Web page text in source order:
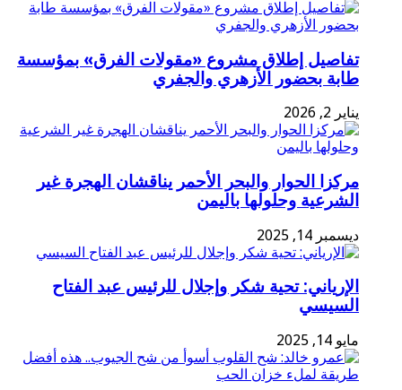
تفاصيل إطلاق مشروع «مقولات الفرق» بمؤسسة
طابة بحضور الأزهري والجفري
يناير 2, 2026
مركزا الحوار والبحر الأحمر يناقشان الهجرة غير
الشرعية وحلولها باليمن
ديسمبر 14, 2025
الإرياني: تحية شكر وإجلال للرئيس عبد الفتاح
السيسي
مايو 14, 2025